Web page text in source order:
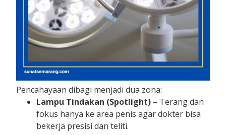
Pencahayaan dibagi menjadi dua zona:
Lampu Tindakan (Spotlight) – Terang dan
fokus hanya ke area penis agar dokter bisa
bekerja presisi dan teliti.